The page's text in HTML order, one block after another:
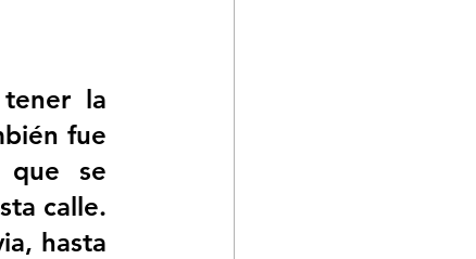
la
fue
que se
calle.
hasta